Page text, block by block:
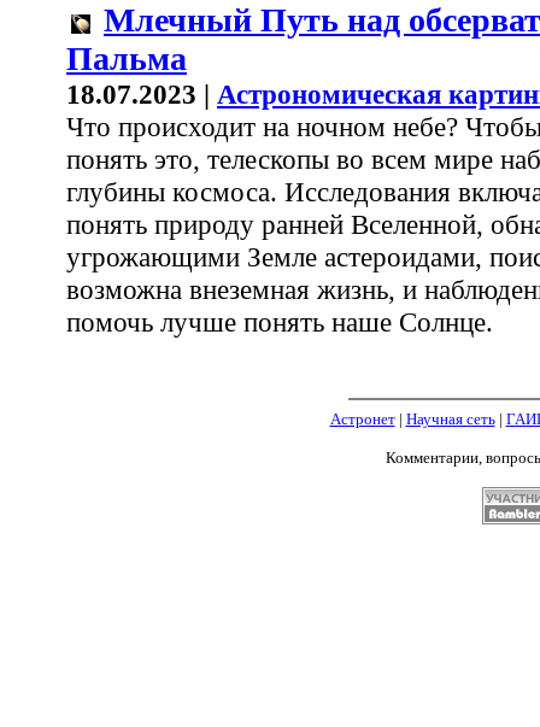
Млечный Путь над
Пальма
18.07.2023 | Астрономическая
Что происходит на ночном небе?
понять это, телескопы во всем мире
глубины космоса. Исследования
понять природу раннeй Вселенной,
угрожающими Земле астероидами,
возможна внеземная жизнь, и
помочь лучше понять наше Солнце.
Астронет| Научная сеть|
Комментарии,